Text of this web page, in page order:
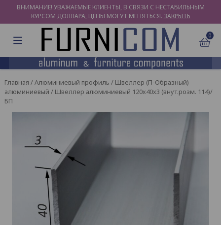
ВНИМАНИЕ! УВАЖАЕМЫЕ КЛИЕНТЫ, В СВЯЗИ С НЕСТАБИЛЬНЫМ
КУРСОМ ДОЛЛАРА, ЦЕНЫ МОГУТ МЕНЯТЬСЯ. ЗАКРЫТЬ
0
Главная /Алюминиевый профиль / Швеллер (П-Образный)
алюминиевый / Швеллер алюминиевый 120х40х3 (внут.розм. 114)/
БП